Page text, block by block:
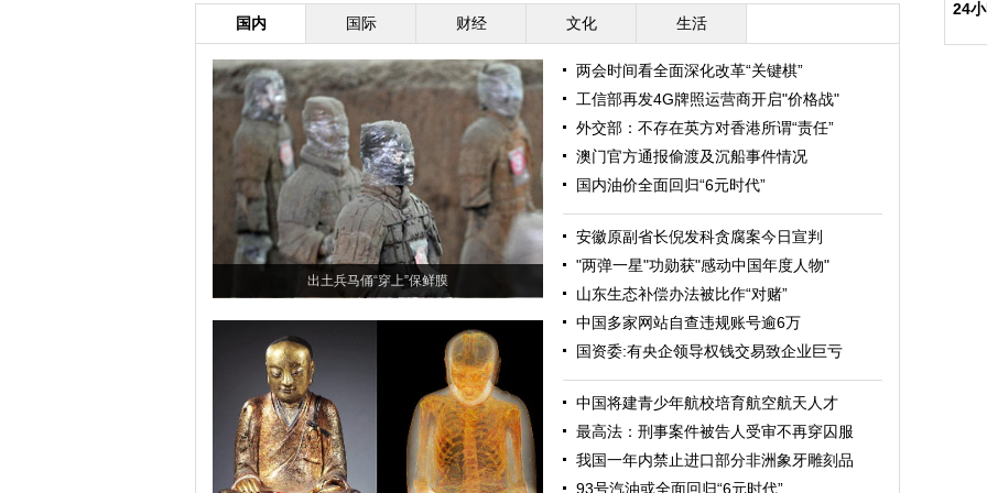
国内 国际 财经 文化 生活
出土兵马俑“穿上”保鲜膜
两会时间看全面深化改革“关键棋”
工信部再发4G牌照运营商开启"价格战"
外交部：不存在英方对香港所谓“责任”
澳门官方通报偷渡及沉船事件情况
国内油价全面回归“6元时代”
安徽原副省长倪发科贪腐案今日宣判
"两弹一星"功勋获"感动中国年度人物"
山东生态补偿办法被比作“对赌”
中国多家网站自查违规账号逾6万
国资委:有央企领导权钱交易致企业巨亏
中国将建青少年航校培育航空航天人才
最高法：刑事案件被告人受审不再穿囚服
我国一年内禁止进口部分非洲象牙雕刻品
93号汽油或全面回归“6元时代”
24